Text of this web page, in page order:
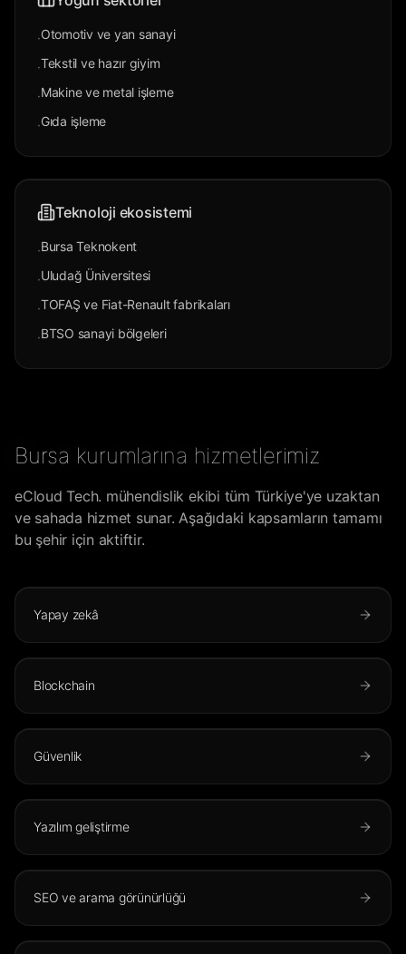
·Otomotiv ve yan sanayi
·Tekstil ve hazır giyim
·Makine ve metal işleme
·Gıda işleme
Teknoloji ekosistemi
·Bursa Teknokent
·Uludağ Üniversitesi
·TOFAŞ ve Fiat-Renault fabrikaları
·BTSO sanayi bölgeleri
Bursa kurumlarına hizmetlerimiz
eCloud Tech. mühendislik ekibi tüm Türkiye'ye uzaktan
ve sahada hizmet sunar. Aşağıdaki kapsamların tamamı
bu şehir için aktiftir.
Yapay zekâ
Blockchain
Güvenlik
Yazılım geliştirme
SEO ve arama görünürlüğü